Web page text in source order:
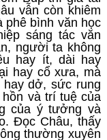
vẫn còn khiêm
phê bình văn học
sáng tác văn
người ta không
hay ít, dài hay
hay cổ xưa, mà
dở, sức rung
và trí tuệ của
của ý tưởng và
Đọc Châu, thấy
thường xuyên